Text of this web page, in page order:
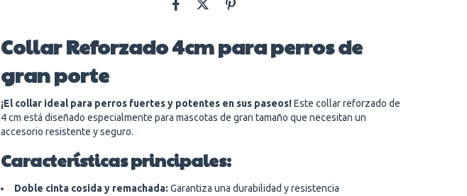
Collar Reforzado 4cm para perros de
gran porte
¡El collar ideal para perros fuertes y potentes en sus paseos!Este collar reforzado de
4 cm está diseñado especialmente para mascotas de gran tamaño que necesitan un
accesorio resistente y seguro.
Características principales:
Doble cinta cosida y remachada: Garantiza una durabilidad y resistencia